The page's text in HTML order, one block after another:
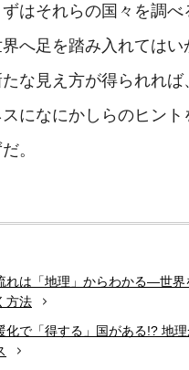
はそれらの国々を調べ
へ足を踏み入れてはい
な見え方が得られれば
になにかしらのヒント
。
れは「地理」からわかる―世界
方法
化で「得する」国がある!? 地